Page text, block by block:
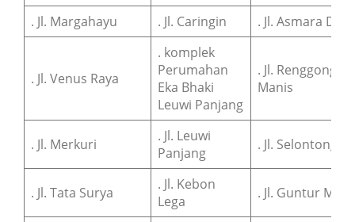
. Jl. Margahayu . Jl. Caringin . Jl. Asmara
. Jl. Venus Raya
. komplek
Perumahan
Eka Bhaki
Leuwi Panjang
. Jl. Renggong
Manis
. Jl. Merkuri
. Jl. Leuwi
Panjang
. Jl. Selontongan
. Jl. Tata Surya
. Jl. Kebon
Lega
. Jl. Guntur